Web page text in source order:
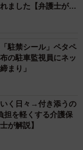
3/10
い言葉」（提供：けえこ
ました【弁護士が解
駐禁シール」ペタペ
の駐車監視員にネッ
まり」
く日々→付き添うの
を軽くする介護保
が解説】